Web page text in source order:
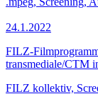
24.1.2022
FILZ-
transmediale/CTM
FILZ kollektiv,